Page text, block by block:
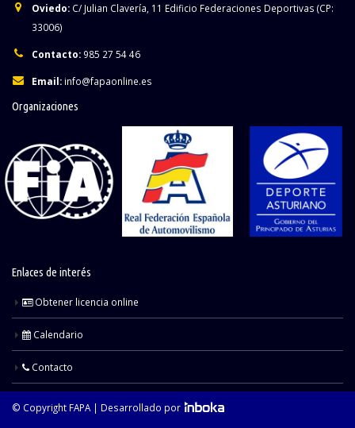
Oviedo: C/ Julian Clavería, 11 Edificio Federaciones Deportivas (CP:
33006)
Contacto: 985 27 54 46
Email: info@fapaonline.es
Organizaciones
Enlaces de interés
Obtener licencia online
Calendario
Contacto
© Copyright FAPA | Desarrollado por